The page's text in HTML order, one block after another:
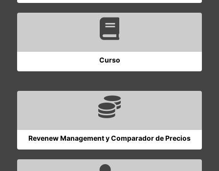
Curso
Revenew Management y Comparador de Precios